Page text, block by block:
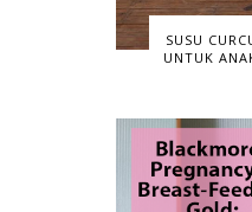
SUSU
UNTUK